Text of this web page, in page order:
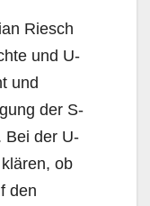
Riesch
und U-
und
der S-
Bei der U-
ob
den